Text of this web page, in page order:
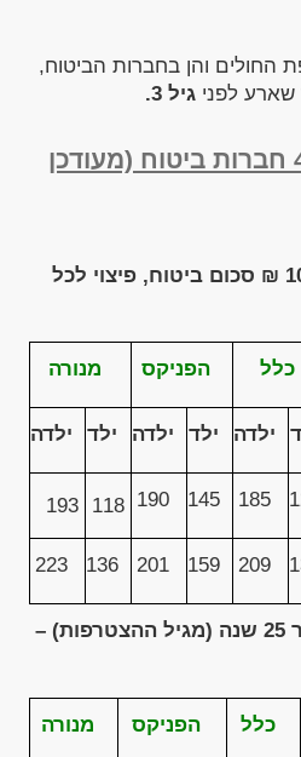
החולים והן בחברות הביטוח,
שארע לפני גיל 3.
טבלת השוואה בין 4 חברות ביטוח (מעודכן
פרמיה חודשית ל- 10,000 ₪ סכום ביטוח, פיצוי לכל
כלל הפניקס מנורה
ילדה ילד ילדה ילד ילדה
185
145
190
209
159
201
136
223
–
כלל הפניקס מנורה